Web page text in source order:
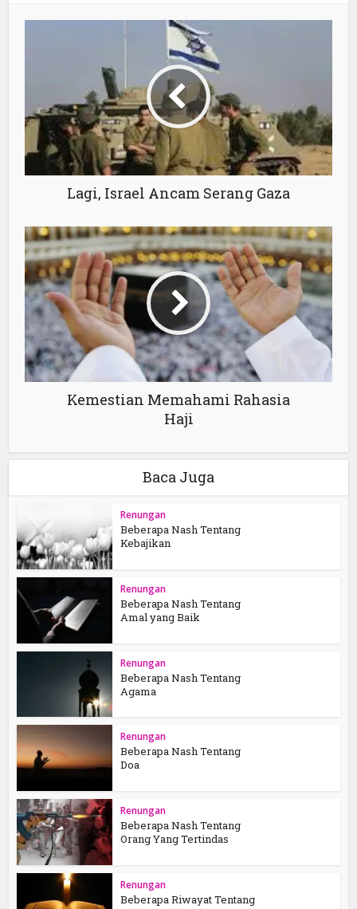
Lagi, Israel Ancam Serang Gaza
Kemestian Memahami Rahasia
Haji
Baca Juga
Renungan
Beberapa Nash Tentang
Kebajikan
Renungan
Beberapa Nash Tentang
Amal yang Baik
Renungan
Beberapa Nash Tentang
Agama
Renungan
Beberapa Nash Tentang
Doa
Renungan
Beberapa Nash Tentang
Orang Yang Tertindas
Renungan
Beberapa Riwayat Tentang